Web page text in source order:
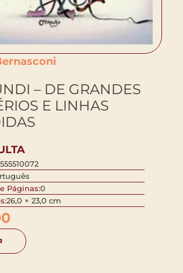
– DE GRANDES
E LINHAS
Páginas:0
26,0 × 23,0 cm